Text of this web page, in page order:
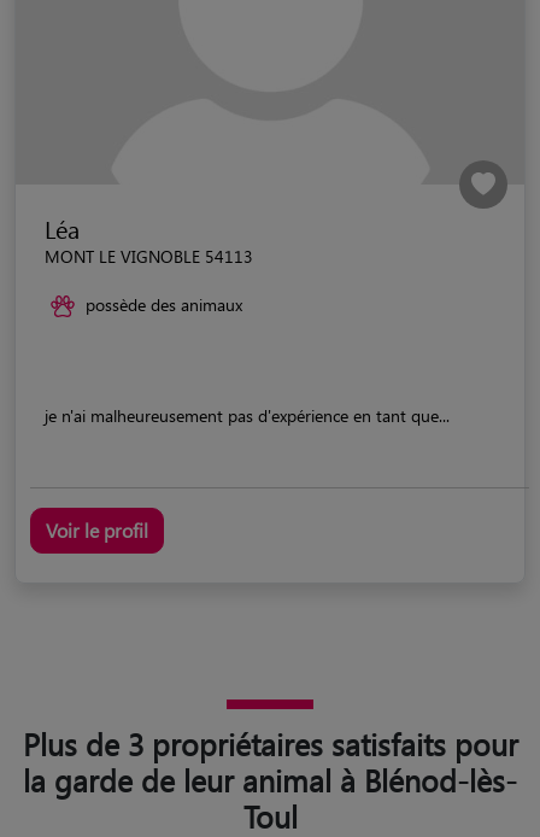
Léa
MONT LE VIGNOBLE 54113
possède des animaux
je n'ai malheureusement pas d'expérience en tant que...
Voir le profil
Plus de 3 propriétaires satisfaits pour
la garde de leur animal à Blénod-lès-
Toul